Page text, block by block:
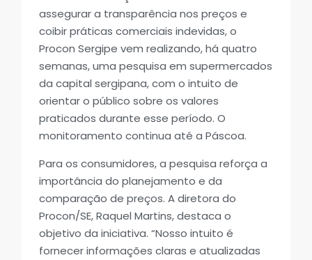
assegurar a transparência nos preços e
coibir práticas comerciais indevidas, o
Procon Sergipe vem realizando, há quatro
semanas, uma pesquisa em supermercados
da capital sergipana, com o intuito de
orientar o público sobre os valores
praticados durante esse período. O
monitoramento continua até a Páscoa.
Para os consumidores, a pesquisa reforça a
importância do planejamento e da
comparação de preços. A diretora do
Procon/SE, Raquel Martins, destaca o
objetivo da iniciativa. “Nosso intuito é
fornecer informações claras e atualizadas